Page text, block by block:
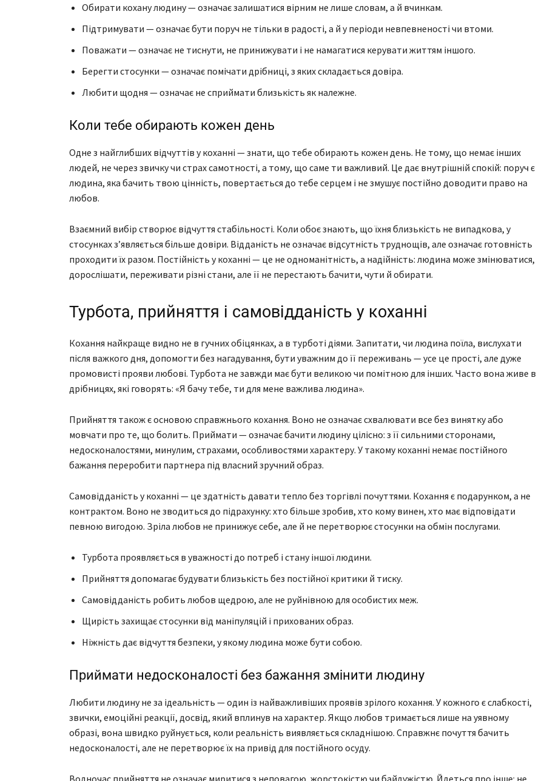
Обирати кохану людину — означає залишатися вірним не лише словам, а й вчинкам.
Підтримувати — означає бути поруч не тільки в радості, а й у періоди невпевненості чи втоми.
Поважати — означає не тиснути, не принижувати і не намагатися керувати життям іншого.
Берегти стосунки — означає помічати дрібниці, з яких складається довіра.
Любити щодня — означає не сприймати близькість як належне.
Коли тебе обирають кожен день
Одне з найглибших відчуттів у коханні — знати, що тебе обирають кожен день. Не тому, що немає інших
людей, не через звичку чи страх самотності, а тому, що саме ти важливий. Це дає внутрішній спокій: поруч є
людина, яка бачить твою цінність, повертається до тебе серцем і не змушує постійно доводити право на
любов.
Взаємний вибір створює відчуття стабільності. Коли обоє знають, що їхня близькість не випадкова, у
стосунках з’являється більше довіри. Відданість не означає відсутність труднощів, але означає готовність
проходити їх разом. Постійність у коханні — це не одноманітність, а надійність: людина може змінюватися,
дорослішати, переживати різні стани, але її не перестають бачити, чути й обирати.
Турбота, прийняття і самовідданість у коханні
Кохання найкраще видно не в гучних обіцянках, а в турботі діями. Запитати, чи людина поїла, вислухати
після важкого дня, допомогти без нагадування, бути уважним до її переживань — усе це прості, але дуже
промовисті прояви любові. Турбота не завжди має бути великою чи помітною для інших. Часто вона живе в
дрібницях, які говорять: «Я бачу тебе, ти для мене важлива людина».
Прийняття також є основою справжнього кохання. Воно не означає схвалювати все без винятку або
мовчати про те, що болить. Приймати — означає бачити людину цілісно: з її сильними сторонами,
недосконалостями, минулим, страхами, особливостями характеру. У такому коханні немає постійного
бажання переробити партнера під власний зручний образ.
Самовідданість у коханні — це здатність давати тепло без торгівлі почуттями. Кохання є подарунком, а не
контрактом. Воно не зводиться до підрахунку: хто більше зробив, хто кому винен, хто має відповідати
певною вигодою. Зріла любов не принижує себе, але й не перетворює стосунки на обмін послугами.
Турбота проявляється в уважності до потреб і стану іншої людини.
Прийняття допомагає будувати близькість без постійної критики й тиску.
Самовідданість робить любов щедрою, але не руйнівною для особистих меж.
Щирість захищає стосунки від маніпуляцій і прихованих образ.
Ніжність дає відчуття безпеки, у якому людина може бути собою.
Приймати недосконалості без бажання змінити людину
Любити людину не за ідеальність — один із найважливіших проявів зрілого кохання. У кожного є слабкості,
звички, емоційні реакції, досвід, який вплинув на характер. Якщо любов тримається лише на уявному
образі, вона швидко руйнується, коли реальність виявляється складнішою. Справжнє почуття бачить
недосконалості, але не перетворює їх на привід для постійного осуду.
Водночас прийняття не означає миритися з неповагою, жорстокістю чи байдужістю. Йдеться про інше: не